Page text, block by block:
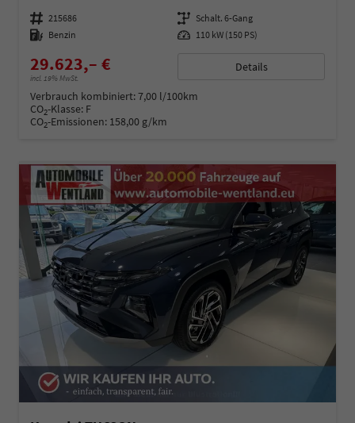
Fahrzeugnummer 215686 Getriebe Schalt. 6-Gang
Kraftstoff Benzin Leistung 110 kW (150 PS)
29.623,– €
incl. 19% MwSt.
Details
Verbrauch kombiniert:7,00 l/100km
CO2-Klasse: F
CO2-Emissionen: 158,00 g/km